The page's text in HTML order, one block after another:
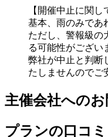
【開催中止に関し
基本、雨のみであ
ただし、警報級の
る可能性がござい
弊社が中止と判断
たしませんのでご
主催会社への
プランの口コミ